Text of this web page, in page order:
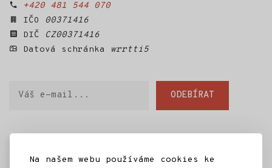
Na našem webu používáme cookies ke
+420 481 544 070
IČO
00371416
DIČ
CZ00371416
Datová schránka
wrrtti5
ODEBÍRAT
SD Jilm Kino 70
Městská knihovna